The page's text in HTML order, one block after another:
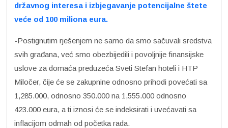
državnog interesa i izbjegavanje potencijalne štete
veće od 100 miliona eura.
-Postignutim rješenjem ne samo da smo sačuvali sredstva
svih građana, već smo obezbijedili i povoljnije finansijske
uslove za domaća preduzeća Sveti Stefan hoteli i HTP
Miločer, čije će se zakupnine odnosno prihodi povećati sa
1,285.000, odnosno 350.000 na 1,555.000 odnosno
423.000 eura, a ti iznosi će se indeksirati i uvećavati sa
inflacijom odmah od početka rada.